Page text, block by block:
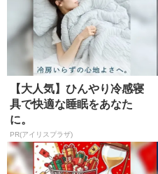
【大人気】ひんやり冷感寝
具で快適な睡眠をあなた
に。
PR(アイリスプラザ)